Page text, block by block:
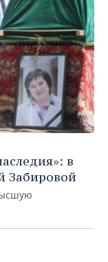
в
Забировой